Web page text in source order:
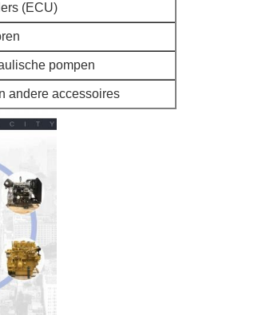
(ECU)
pompen
andere accessoires